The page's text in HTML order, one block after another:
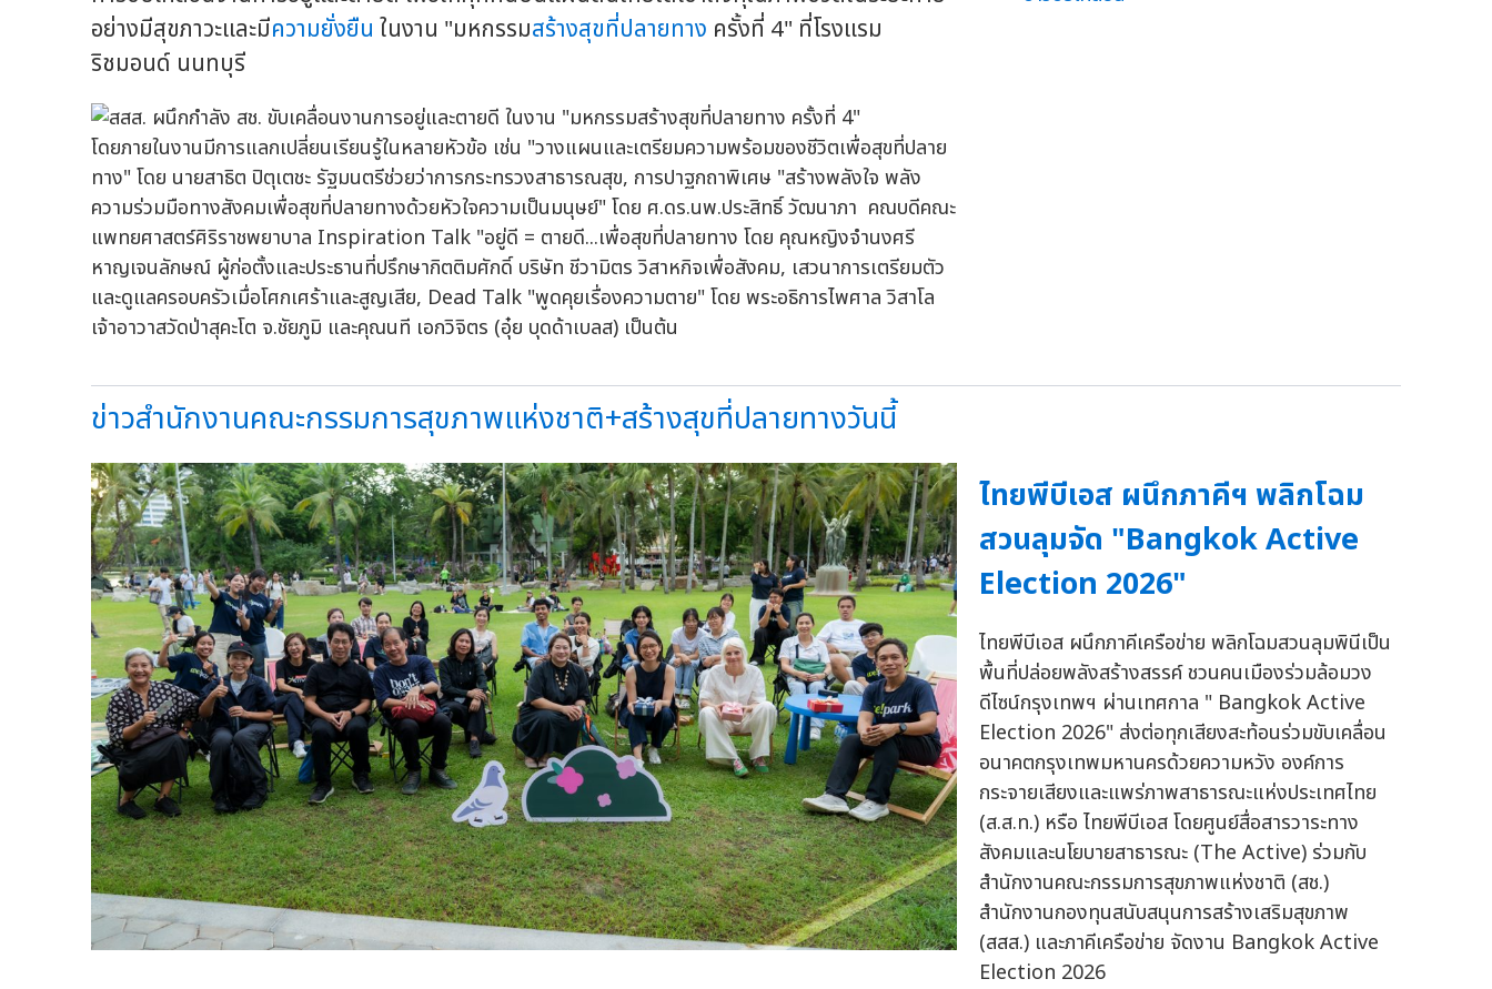
อย่างมีสุขภาวะและมีความยั่งยืน ในงาน "มหกรรมสร้างสุขที่ปลายทาง ครั้งที่ 4" ที่โรงแรม
ริชมอนด์ นนทบุรี
โดยภายในงานมีการแลกเปลี่ยนเรียนรู้ในหลายหัวข้อ เช่น "วางแผนและเตรียมความพร้อมของชีวิตเพื่อสุขที่ปลาย
ทาง" โดย นายสาธิต ปิตุเตชะ รัฐมนตรีช่วยว่าการกระทรวงสาธารณสุข, การปาฐกถาพิเศษ "สร้างพลังใจ พลัง
ความร่วมมือทางสังคมเพื่อสุขที่ปลายทางด้วยหัวใจความเป็นมนุษย์" โดย ศ.ดร.นพ.ประสิทธิ์ วัฒนาภา คณบดีคณะ
แพทยศาสตร์ศิริราชพยาบาล Inspiration Talk "อยู่ดี = ตายดี...เพื่อสุขที่ปลายทาง โดย คุณหญิงจำนงศรี
หาญเจนลักษณ์ ผู้ก่อตั้งและประธานที่ปรึกษากิตติมศักดิ์ บริษัท ชีวามิตร วิสาหกิจเพื่อสังคม, เสวนาการเตรียมตัว
และดูแลครอบครัวเมื่อโศกเศร้าและสูญเสีย, Dead Talk "พูดคุยเรื่องความตาย" โดย พระอธิการไพศาล วิสาโล
เจ้าอาวาสวัดป่าสุคะโต จ.ชัยภูมิ และคุณนที เอกวิจิตร (อุ๋ย บุดด้าเบลส) เป็นต้น
ข่าวสำนักงานคณะกรรมการสุขภาพแห่งชาติ+สร้างสุขที่ปลายทางวันนี้
ไทยพีบีเอส ผนึกภาคีฯ พลิกโฉม
สวนลุมจัด "Bangkok Active
Election 2026"
ไทยพีบีเอส ผนึกภาคีเครือข่าย พลิกโฉมสวนลุมพินีเป็น
พื้นที่ปล่อยพลังสร้างสรรค์ ชวนคนเมืองร่วมล้อมวง
ดีไซน์กรุงเทพฯ ผ่านเทศกาล " Bangkok Active
Election 2026" ส่งต่อทุกเสียงสะท้อนร่วมขับเคลื่อน
อนาคตกรุงเทพมหานครด้วยความหวัง องค์การ
กระจายเสียงและแพร่ภาพสาธารณะแห่งประเทศไทย
(ส.ส.ท.) หรือ ไทยพีบีเอส โดยศูนย์สื่อสารวาระทาง
สังคมและนโยบายสาธารณะ (The Active) ร่วมกับ
สำนักงานคณะกรรมการสุขภาพแห่งชาติ (สช.)
สำนักงานกองทุนสนับสนุนการสร้างเสริมสุขภาพ
(สสส.) และภาคีเครือข่าย จัดงาน Bangkok Active
Election 2026